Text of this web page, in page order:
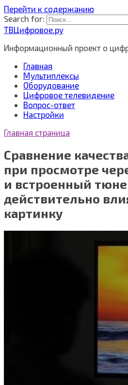
Перейти к содержанию
Search for:
ТВЦифровое.ру
Информационный проект о
Главная
Мультиплексы
Оборудование
Цифровое телевидение
Вопрос-ответ
Настройки
Главная страница
Сравнение
при просмотре
и встроенный
действительно
картинку